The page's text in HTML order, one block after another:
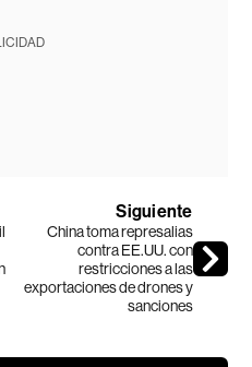
Siguiente
China toma represalias
contra EE.UU. con
restricciones a las
exportaciones de drones y
sanciones